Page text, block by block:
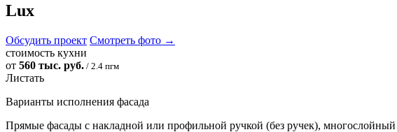
Lux
Обсудить проект Смотреть фото →
стоимость кухни
от 560 тыс. руб. / 2.4 пгм
Листать
Варианты исполнения фасада
Прямые фасады с накладной или профильной ручкой (без ручек), многослойный